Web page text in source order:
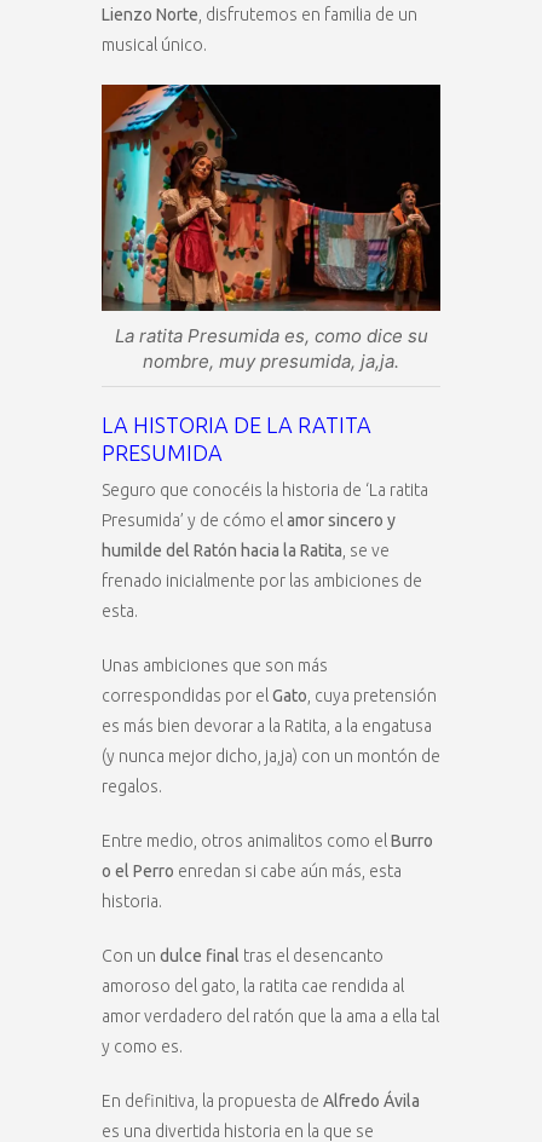
Lienzo Norte , disfrutemos en familia de un
musical único.
La ratita Presumida es, como dice su
nombre, muy presumida, ja,ja.
LA HISTORIA DE LA RATITA
PRESUMIDA
Seguro que conocéis la historia de ‘La ratita
Presumida’ y de cómo el amor sincero y
humilde del Ratón hacia la Ratita , se ve
frenado inicialmente por las ambiciones de
esta.
Unas ambiciones que son más
correspondidas por el Gato , cuya pretensión
es más bien devorar a la Ratita, a la engatusa
(y nunca mejor dicho, ja,ja) con un montón de
regalos.
Entre medio, otros animalitos como el Burro
o el Perro enredan si cabe aún más, esta
historia.
Con un dulce final tras el desencanto
amoroso del gato, la ratita cae rendida al
amor verdadero del ratón que la ama a ella tal
y como es.
En definitiva, la propuesta de Alfredo Ávila
es una divertida historia en la que se